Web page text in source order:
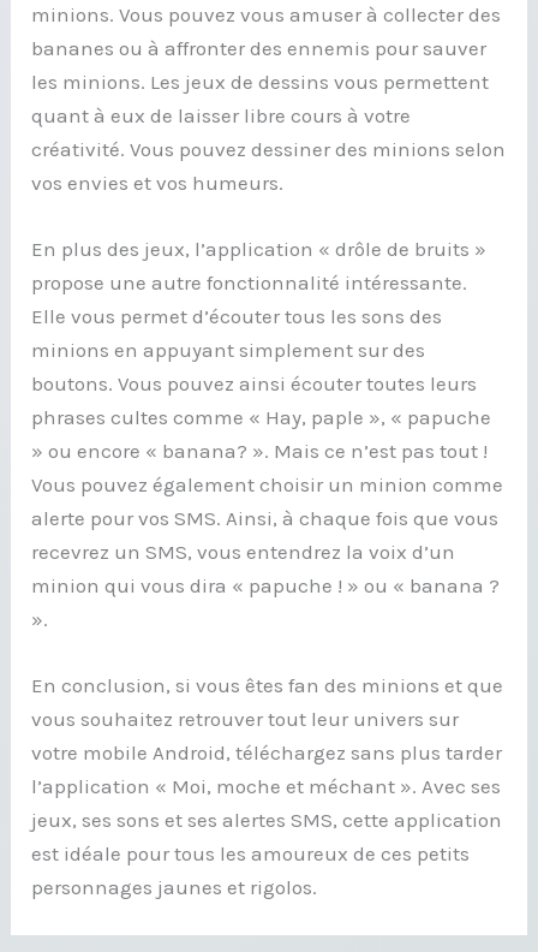
minions. Vous pouvez vous amuser à collecter des
bananes ou à affronter des ennemis pour sauver
les minions. Les jeux de dessins vous permettent
quant à eux de laisser libre cours à votre
créativité. Vous pouvez dessiner des minions selon
vos envies et vos humeurs.
En plus des jeux, l’application « drôle de bruits »
propose une autre fonctionnalité intéressante.
Elle vous permet d’écouter tous les sons des
minions en appuyant simplement sur des
boutons. Vous pouvez ainsi écouter toutes leurs
phrases cultes comme « Hay, paple », « papuche
» ou encore « banana? ». Mais ce n’est pas tout !
Vous pouvez également choisir un minion comme
alerte pour vos SMS. Ainsi, à chaque fois que vous
recevrez un SMS, vous entendrez la voix d’un
minion qui vous dira « papuche ! » ou « banana ?
».
En conclusion, si vous êtes fan des minions et que
vous souhaitez retrouver tout leur univers sur
votre mobile Android, téléchargez sans plus tarder
l’application « Moi, moche et méchant ». Avec ses
jeux, ses sons et ses alertes SMS, cette application
est idéale pour tous les amoureux de ces petits
personnages jaunes et rigolos.